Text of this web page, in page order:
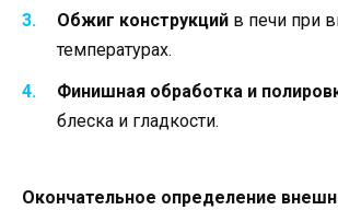
Обжиг конструкций в печи при
температурах.
Финишная обработка и
блеска и гладкости.
Окончательное определение